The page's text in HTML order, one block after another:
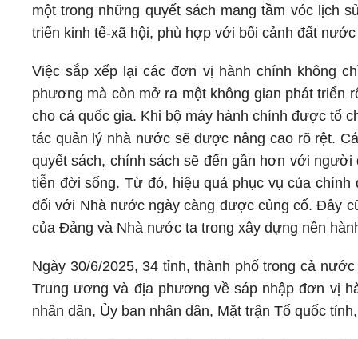
một trong những quyết sách mang tầm vóc lịch
triển kinh tế-xã hội, phù hợp với bối cảnh đất
Việc sắp xếp lại các đơn vị hành chính không
phương mà còn mở ra một không gian phát triển
cho cả quốc gia. Khi bộ máy hành chính được tổ
tác quản lý nhà nước sẽ được nâng cao rõ rệt.
quyết sách, chính sách sẽ đến gần hơn với
tiễn đời sống. Từ đó, hiệu quả phục vụ của
đối với Nhà nước ngày càng được củng cố. Đây
của Đảng và Nhà nước ta trong xây dựng nền
Ngày 30/6/2025, 34 tỉnh, thành phố trong cả
Trung ương và địa phương về sáp nhập đơn vị
nhân dân, Ủy ban nhân dân, Mặt trận Tổ quốc